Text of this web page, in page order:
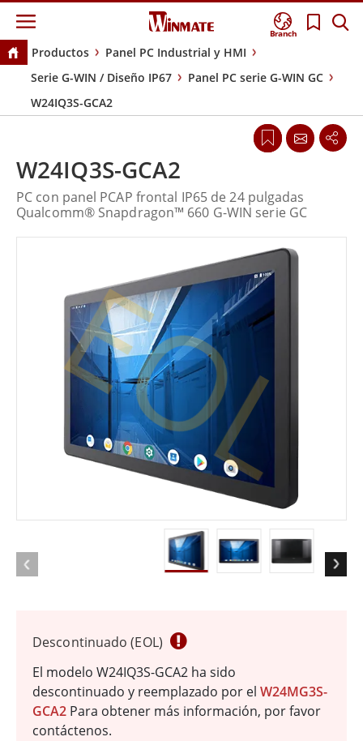
Branch
Productos
Panel PC Industrial y HMI
Serie G-WIN / Diseño IP67
Panel PC serie G-WIN GC
W24IQ3S-GCA2
Descontinuado (EOL)
El modelo W24IQ3S-GCA2 ha sido
descontinuado y reemplazado por el W24MG3S-
GCA2 Para obtener más información, por favor
contáctenos.
W24IQ3S-GCA2
PC con panel PCAP frontal IP65 de 24 pulgadas
Qualcomm® Snapdragon™ 660 G-WIN serie GC
EOL